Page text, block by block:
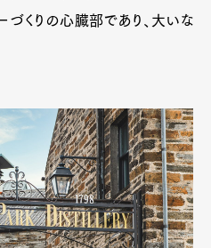
づくりの心臓部であり、大いな